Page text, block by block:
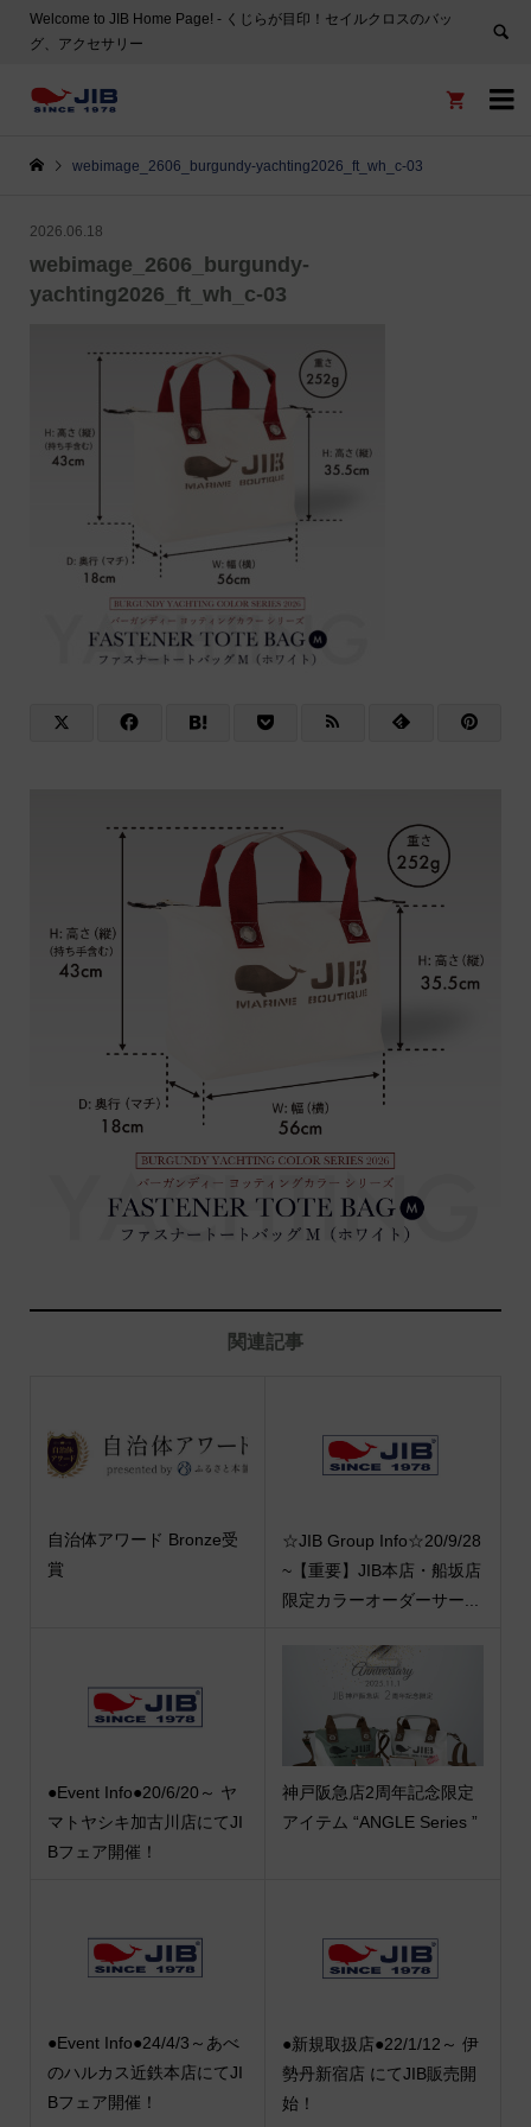
Welcome to JIB Home Page! ‐ くじらが目印！セイルクロスのバッ
グ、アクセサリー


webimage_2606_burgundy-yachting2026_ft_wh_c-03
2026.06.18
webimage_2606_burgundy-
yachting2026_ft_wh_c-03
関連記事
自治体アワード Bronze受
賞
☆JIB Group Info☆20/9/28
~【重要】JIB本店・船坂店
限定カラーオーダーサー...
●Event Info●20/6/20～ ヤ
マトヤシキ加古川店にてJI
Bフェア開催！
神戸阪急店2周年記念限定
アイテム “ANGLE Series ”
●Event Info●24/4/3～あべ
のハルカス近鉄本店にてJI
Bフェア開催！
●新規取扱店●22/1/12～ 伊
勢丹新宿店 にてJIB販売開
始！